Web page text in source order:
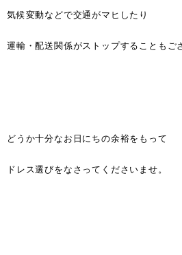
気候変動などで交通がマヒしたり
運輸・配送関係がストップすることもご
どうか十分なお日にちの余裕をもって
ドレス選びをなさってくださいませ。